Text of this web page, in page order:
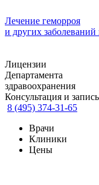
Лечение геморроя
и других
Лицензии
Департамента
здравоохранения
Консультация и
8 (495) 374-31-65
Врачи
Клиники
Цены